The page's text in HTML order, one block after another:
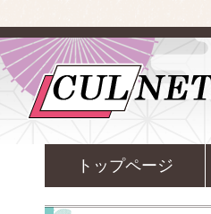
トップページ